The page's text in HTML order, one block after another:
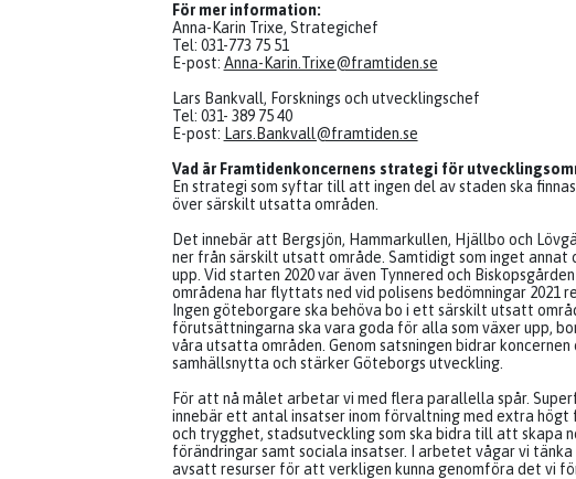
För mer information:
Anna-Karin Trixe, Strategichef
Tel: 031-773 75 51
E-post: Anna-Karin.Trixe@framtiden.se
Lars Bankvall, Forsknings och utvecklingschef
Tel: 031- 389 75 40
E-post: Lars.Bankvall@framtiden.se
Vad är Framtidenkoncernens strategi för
En strategi som syftar till att ingen del av staden ska
över särskilt utsatta områden.
Det innebär att Bergsjön, Hammarkullen, Hjällbo och
ner från särskilt utsatt område. Samtidigt som inget annat
upp. Vid starten 2020 var även Tynnered och
områdena har flyttats ned vid polisens bedömningar 2021
Ingen göteborgare ska behöva bo i ett särskilt utsatt
förutsättningarna ska vara goda för alla som växer upp,
våra utsatta områden. Genom satsningen bidrar
samhällsnytta och stärker Göteborgs utveckling.
För att nå målet arbetar vi med flera parallella spår.
innebär ett antal insatser inom förvaltning med extra högt
och trygghet, stadsutveckling som ska bidra till att skapa
förändringar samt sociala insatser. I arbetet vågar vi
avsatt resurser för att verkligen kunna genomföra det vi